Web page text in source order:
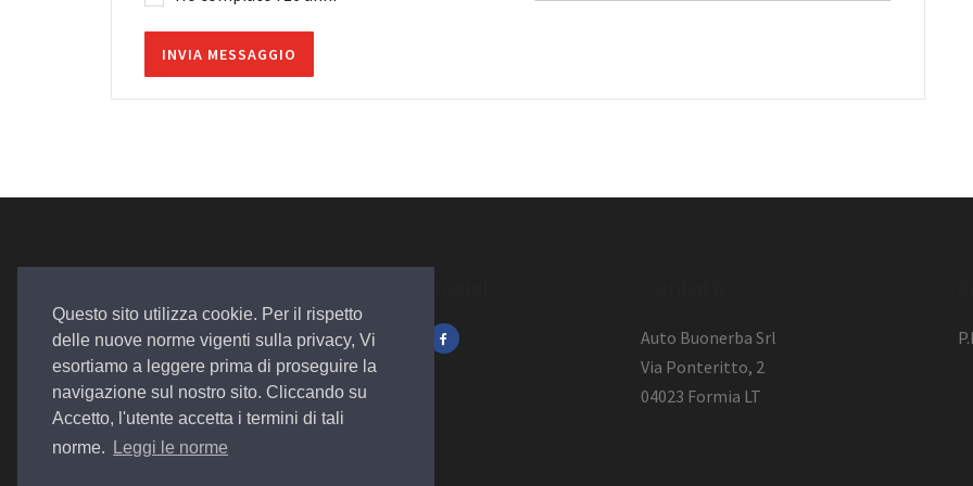
Questo sito utilizza cookie. Per il rispetto
delle nuove norme vigenti sulla privacy, Vi
esortiamo a leggere prima di proseguire la
navigazione sul nostro sito. Cliccando su
Accetto, l'utente accetta i termini di tali
norme.
Leggi le norme
Autosalone
Plurimarche
Auto Buonerba Srl
Via Ponteritto, 2
04023 Formia LT